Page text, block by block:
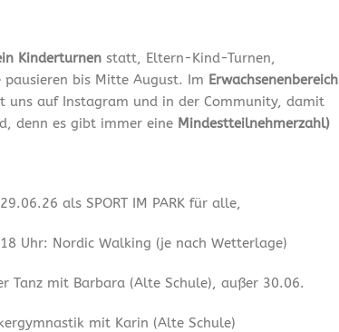
Kinderturnen statt, Eltern-Kind-Turnen,
pausieren bis Mitte August. Im Erwachsenenbereich
uns auf Instagram und in der Community, damit
denn es gibt immer eine Mindestteilnehmerzahl)
als SPORT IM PARK für alle,
18 Uhr: Nordic Walking (je nach Wetterlage)
Tanz mit Barbara (Alte Schule), außer 30.06.
mit Karin (Alte Schule)